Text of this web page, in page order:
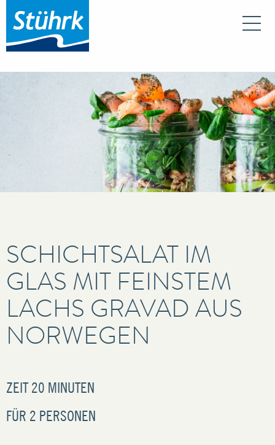
SCHICHTSALAT IM
GLAS MIT FEINSTEM
LACHS GRAVAD AUS
NORWEGEN
ZEIT20 MINUTEN
FÜR 2 PERSONEN